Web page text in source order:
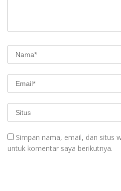
Simpan nama, email, dan situs
untuk komentar saya berikutnya.